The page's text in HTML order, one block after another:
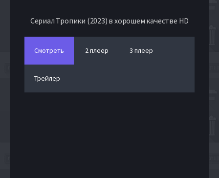
Сериал Тропики (2023) в хорошем качестве HD
Смотреть 2 плеер 3 плеер
Трейлер